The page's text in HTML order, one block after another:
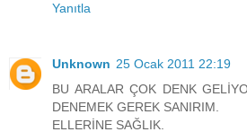
Yanıtla
Unknown 25 Ocak 2011 22:19
BU ARALAR ÇOK DENK
DENEMEK GEREK SANIRIM.
ELLERİNE SAĞLIK.